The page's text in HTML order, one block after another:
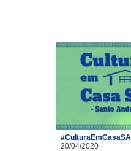
#CulturaEmCasaSA
20/04/2020